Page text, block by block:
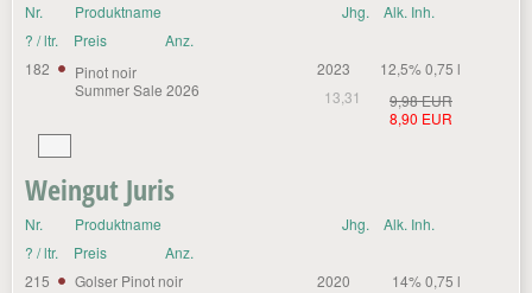
Nr. Produktname Jhg.
Alk. Inh.
? / ltr.
Preis
Anz.
182
Pinot noir
Summer Sale 2026
2023
12,5% 0,75 l
13,31
9,98 EUR
8,90 EUR
Weingut Juris
Nr. Produktname Jhg.
Alk. Inh.
? / ltr.
Preis
Anz.
215
Golser Pinot noir 2020
14% 0,75 l